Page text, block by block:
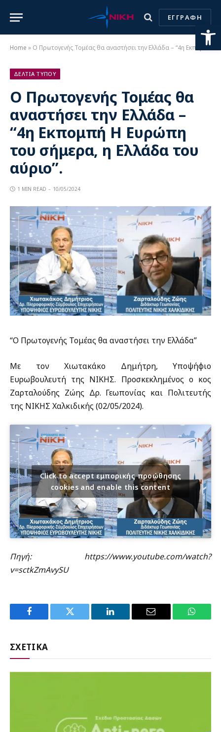
ΕΓΓΡΑΦΗ
Home » Ο Πρωτογενής Τομέας θα αναστήσει την Ελλάδα – “4η Εκπομπή Η Ευρώπη του σήμερα, η Ελλάδα του αύριο”.
ΔΕΛΤΙΑ ΤΥΠΟΥ
Ο Πρωτογενής Τομέας θα
αναστήσει την Ελλάδα –
“4η Εκπομπή Η Ευρώπη
του σήμερα, η Ελλάδα του
αύριο”.
1 MIN READ 10/05/2024
“Ο Πρωτογενής Τομέας θα αναστήσει την Ελλάδα”
Με τον Χιωτακάκο Δημήτρη, Υποψήφιο
Ευρωβουλευτή της ΝΙΚΗΣ. Προσκεκλημένος ο κος
Ζαρταλούδης Ζώης Δρ. Γεωπονίας και Πολιτευτής
της ΝΙΚΗΣ Χαλκιδικής (02/05/2024).
Click to accept εμπορικής προώθησης
cookies and enable this content
Πηγή: https://www.youtube.com/watch?
v=sctkZmAvySU
Facebook Twitter LinkedIn Email
ΣΧΕΤΙΚΑ